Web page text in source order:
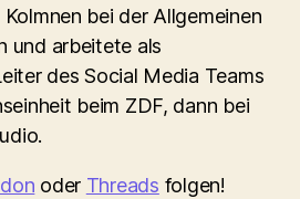
bei der Allgemeinen
und arbeitete als
des Social Media Teams
beim ZDF, dann bei
oder Threads folgen!